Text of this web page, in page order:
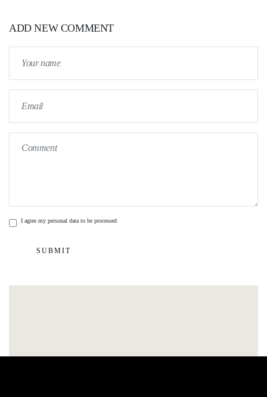
ADD NEW COMMENT
I agree my personal data to be processed